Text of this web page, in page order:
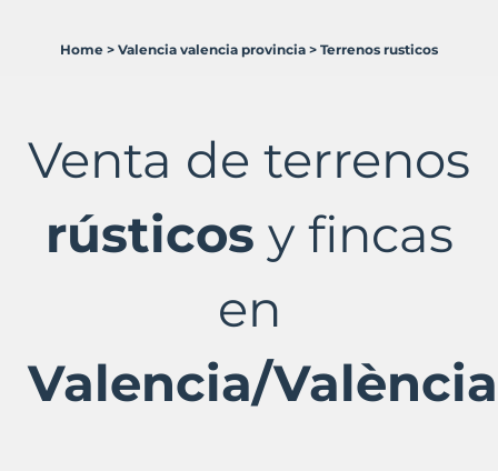
en
Valencia/València
Provincia
Murbalands
Home > Valencia valencia provincia > Terrenos rusticos
Venta de terrenos
rústicos y fincas
en
Valencia/València